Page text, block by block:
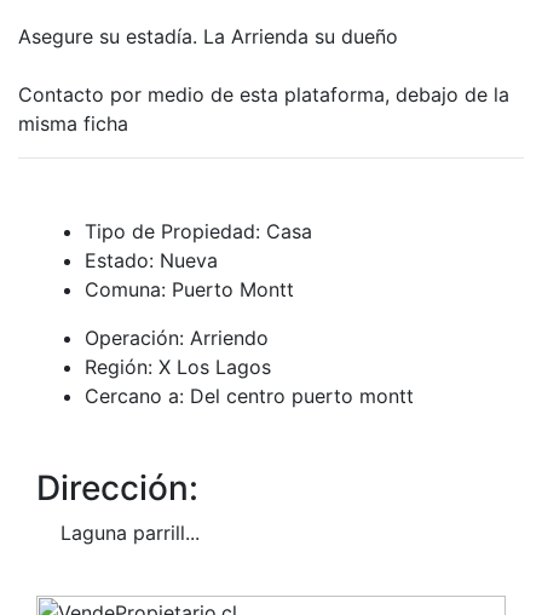
Asegure su estadía. La Arrienda su dueño
Contacto por medio de esta plataforma, debajo de la
misma ficha
Tipo de Propiedad: Casa
Estado: Nueva
Comuna: Puerto Montt
Operación: Arriendo
Región: X Los Lagos
Cercano a: Del centro puerto montt
Dirección:
Laguna parrill...